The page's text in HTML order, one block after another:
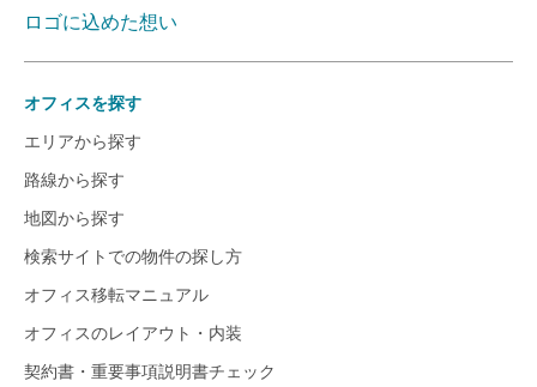
ロゴに込めた想い
オフィスを探す
エリアから探す
路線から探す
地図から探す
検索サイトでの物件の探し方
オフィス移転マニュアル
オフィスのレイアウト・内装
契約書・重要事項説明書チェック